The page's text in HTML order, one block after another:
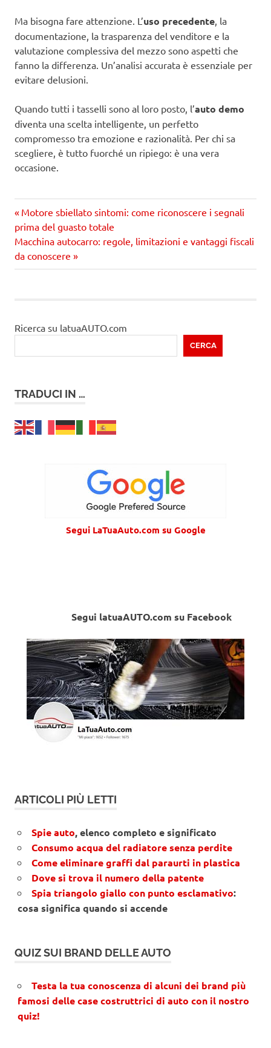
Ma bisogna fare attenzione. L’uso precedente , la
documentazione, la trasparenza del venditore e la
valutazione complessiva del mezzo sono aspetti che
fanno la differenza. Un’analisi accurata è essenziale per
evitare delusioni.
Quando tutti i tasselli sono al loro posto, l’auto demo
diventa una scelta intelligente, un perfetto
compromesso tra emozione e razionalità. Per chi sa
scegliere, è tutto fuorché un ripiego: è una vera
occasione.
Navigazione
articoli
Precedente
articolo:
Motore sbiellato sintomi: come riconoscere i segnali
prima del guasto totale
Prossimo
articolo
Macchina autocarro: regole, limitazioni e vantaggi fiscali
da conoscere
Ricerca su latuaAUTO.com
CERCA
TRADUCI IN …
Segui LaTuaAuto.com su Google
Segui latuaAUTO.com su Facebook
ARTICOLI PIÙ LETTI
Spie auto, elenco completo e significato
Consumo acqua del radiatore senza perdite
Come eliminare graffi dal paraurti in plastica
Dove si trova il numero della patente
Spia triangolo giallo con punto esclamativo:
cosa significa quando si accende
QUIZ SUI BRAND DELLE AUTO
Testa la tua conoscenza di alcuni dei brand più
famosi delle case costruttrici di auto con il nostro
quiz!